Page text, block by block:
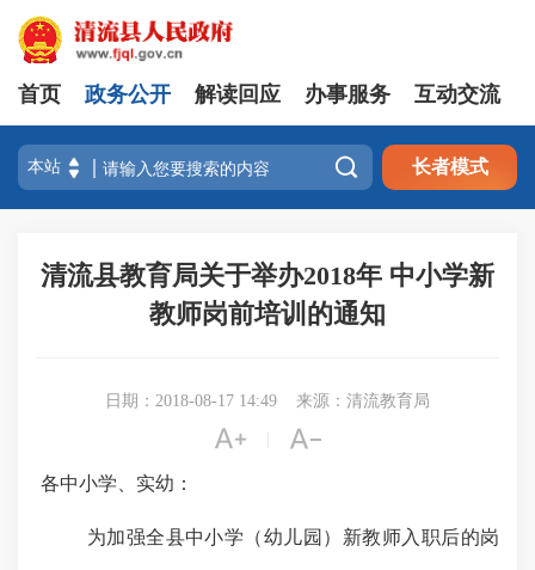
首页 政务公开 解读回应 办事服务 互动交流
 长者模式
清流县教育局关于举办2018年 中小学新
教师岗前培训的通知
日期：2018-08-17 14:49 来源：清流教育局
 
各中小学、实幼：
为加强全县中小学（幼儿园）新教师入职后的岗